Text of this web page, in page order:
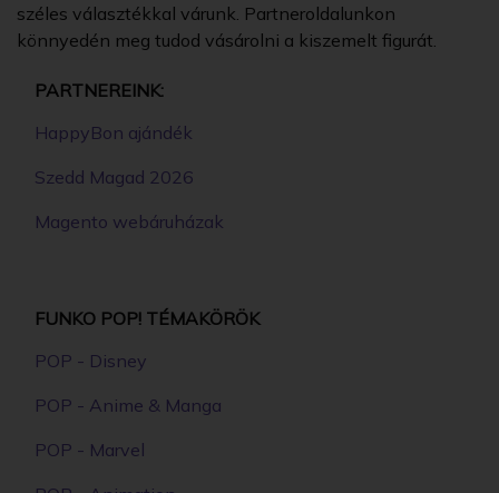
széles választékkal várunk. Partneroldalunkon
könnyedén meg tudod vásárolni a kiszemelt figurát.
PARTNEREINK:
HappyBon ajándék
Szedd Magad 2026
Magento webáruházak
FUNKO POP! TÉMAKÖRÖK
POP - Disney
POP - Anime & Manga
POP - Marvel